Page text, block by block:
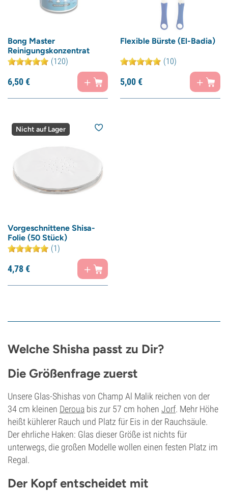
Bong Master
Reinigungskonzentrat
(120)
6,50€
Flexible Bürste (El-Badia)
(10)
5,00€
Nicht auf Lager
Vorgeschnittene Shisa-
Folie (50 Stück)
(1)
4,78€
Welche Shisha passt zu Dir?
Die Größenfrage zuerst
Unsere Glas-Shishas von Champ Al Malik reichen von der
34 cm kleinen Deroua bis zur 57 cm hohen Jorf. Mehr Höhe
heißt kühlerer Rauch und Platz für Eis in der Rauchsäule.
Der ehrliche Haken: Glas dieser Größe ist nichts für
unterwegs, die großen Modelle wollen einen festen Platz im
Regal.
Der Kopf entscheidet mit